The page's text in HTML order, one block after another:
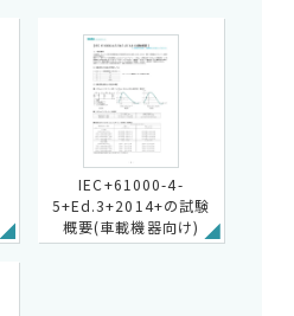
IEC+61000-4-
5+Ed.3+2014+の試験
概要(車載機器向け)